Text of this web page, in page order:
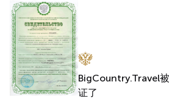
BigCountry.Travel
证了